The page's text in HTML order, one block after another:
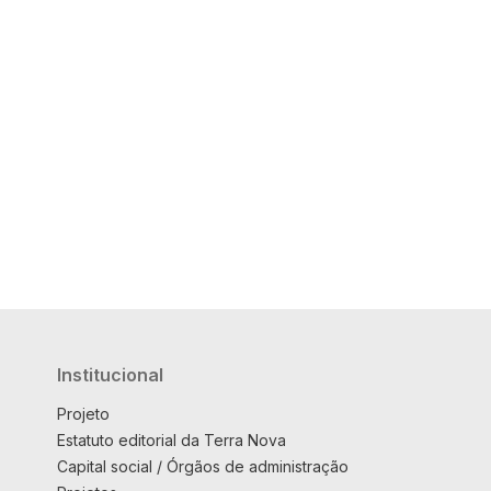
Institucional
Projeto
Estatuto editorial da Terra Nova
Capital social / Órgãos de administração